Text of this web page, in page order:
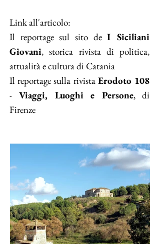
Link all'articolo:
Il reportage sul sito deI Siciliani
Giovani, storica rivista di politica,
attualità e cultura di Catania
Il reportage sulla rivista Erodoto 108
- Viaggi, Luoghi e Persone, di
Firenze